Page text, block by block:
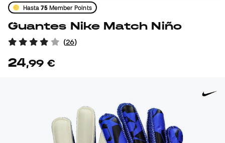
Hasta75Member Points
Guantes Nike Match Niño
(26)
24,99 €